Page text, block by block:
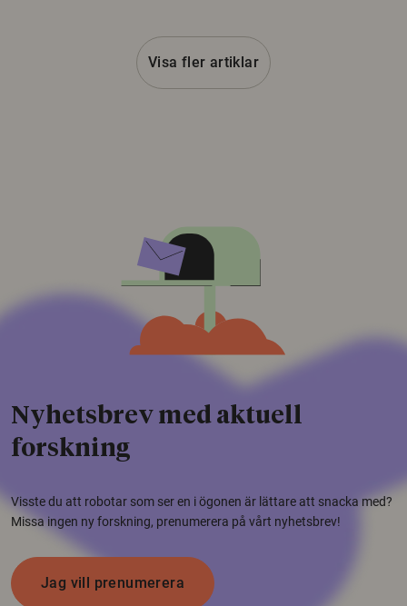
Visa fler artiklar
Nyhetsbrev med aktuell
forskning
Visste du att robotar som ser en i ögonen är lättare att snacka med?
Missa ingen ny forskning, prenumerera på vårt nyhetsbrev!
Jag vill prenumerera